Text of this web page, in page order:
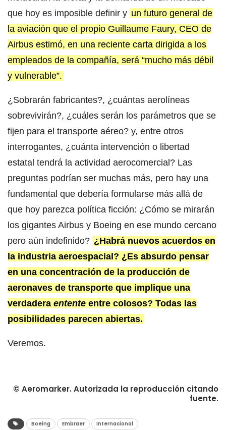
que hoy es imposible definir y un futuro general de
la aviación que el propio Guillaume Faury, CEO de
Airbus estimó, en una reciente carta dirigida a los
empleados de la compañía, será “mucho más débil
y vulnerable”.
¿Sobrarán fabricantes?, ¿cuántas aerolíneas
sobrevivirán?, ¿cuáles serán los parámetros que se
fijen para el transporte aéreo? y, entre otros
interrogantes, ¿cuánta intervención o libertad
estatal tendrá la actividad aerocomercial? Las
preguntas podrían ser muchas más, pero hay una
fundamental que debería formularse más allá de
que hoy parezca política ficción: ¿Cómo se mirarán
los gigantes Airbus y Boeing en ese mundo cercano
pero aún indefinido? ¿Habrá nuevos acuerdos en
la industria aeroespacial? ¿Es absurdo pensar
en una concentración de la producción de
aeronaves de transporte que implique una
verdadera entente entre colosos? Todas las
posibilidades parecen abiertas.
Veremos.
© Aeromarker. Autorizada la reproducción citando
fuente.
Boeing Embraer Internacional